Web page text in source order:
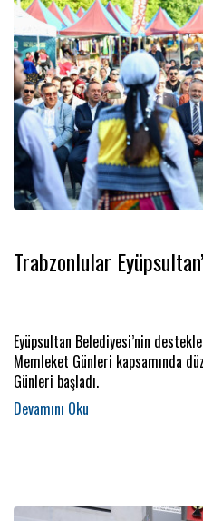
Trabzonlular
Eyüpsultan Belediyesi’nin
Memleket Günleri kapsamında
Günleri başladı.